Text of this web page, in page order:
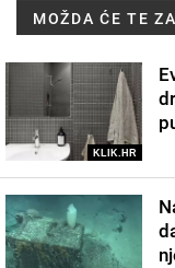
MOŽDA ĆE TE
KLIK.HR